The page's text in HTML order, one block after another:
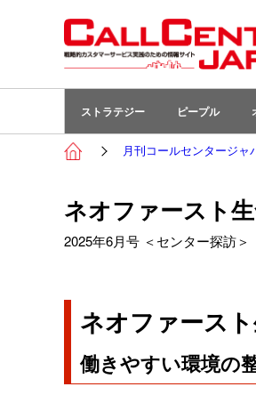
ストラテジー ピープル
月刊コールセンタージャ
ネオファースト
2025年6月号 ＜センター探訪＞
ネオファース
働きやすい環境の